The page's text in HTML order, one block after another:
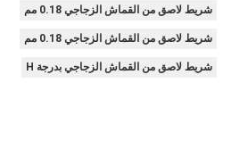
صب الاستثمار الدقيق
شريط لاصق من القماش الزجاجي 0.18 مم
شريط لاصق من القماش الزجاجي 0.18 مم
شريط لاصق من القماش الزجاجي بدرجة H